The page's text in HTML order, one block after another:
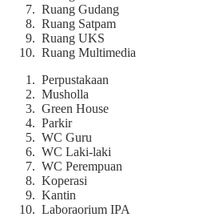
Ruang Gudang
Ruang Satpam
Ruang UKS
Ruang Multimedia
Perpustakaan
Musholla
Green House
Parkir
WC Guru
WC Laki-laki
WC Perempuan
Koperasi
Kantin
Laboraorium IPA